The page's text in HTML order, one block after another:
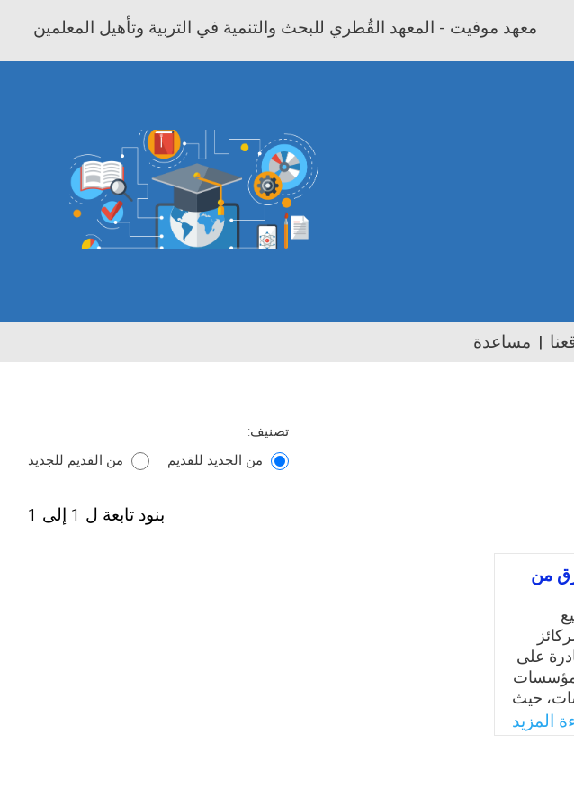
معهد موفيت - المعهد القُطري للبحث والتنمية في التربية وتأهيل المعلمين
مساعدة
تصنيف:
من الجديد للقديم
من القديم للجديد
بنود تابعة ل 1 إلى 1
من
على
حيث
في
على
المزيد